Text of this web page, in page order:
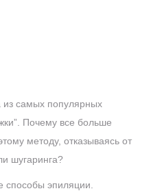
самых популярных
Почему все больше
методу, отказываясь от
шугаринга?
способы эпиляции.